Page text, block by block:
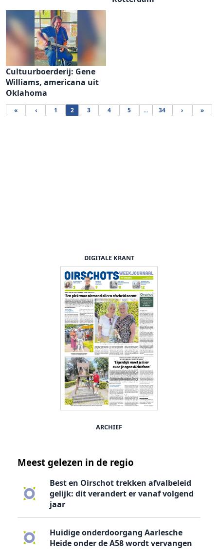
Cultuurboerderij: Gene
Williams, americana uit
Oklahoma
« ‹ 1 2 3 4 5 ... 34 › »
DIGITALE KRANT
ARCHIEF
Meest gelezen in de regio
Best en Oirschot trekken afvalbeleid
gelijk: dit verandert er vanaf volgend
jaar
Huidige onderdoorgang Aarlesche
Heide onder de A58 wordt vervangen